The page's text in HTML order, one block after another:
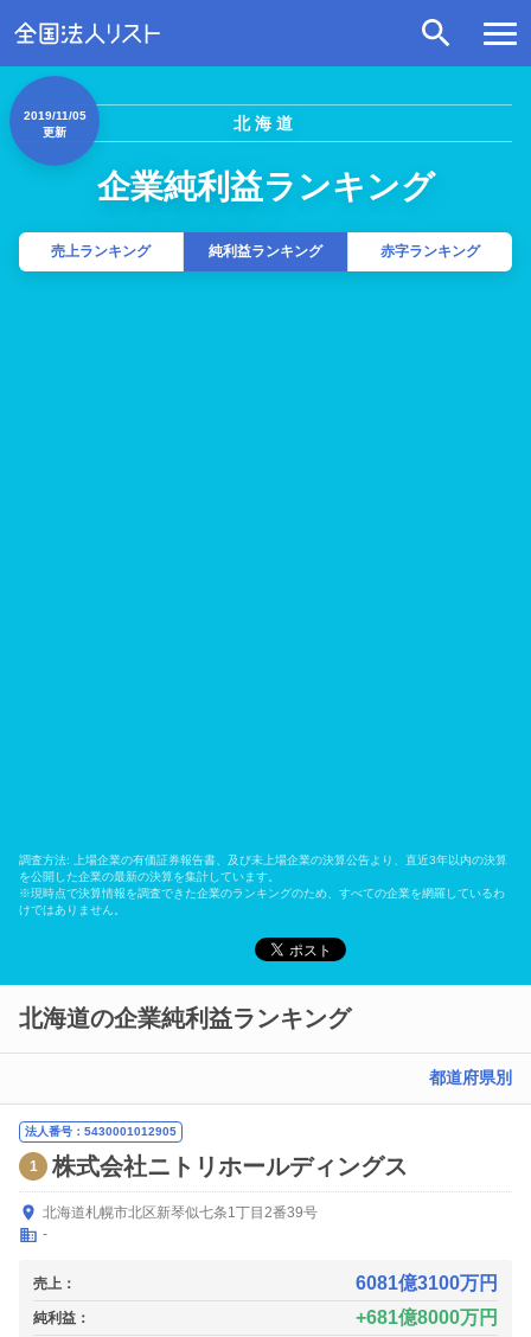
北海道
企業純利益ランキング
2019/11/05
更新
売上ランキング 純利益ランキング 赤字ランキング
調査方法: 上場企業の有価証券報告書、及び未上場企業の決算公告より、直近3年以内の決算
を公開した企業の最新の決算を集計しています。
※現時点で決算情報を調査できた企業のランキングのため、すべての企業を網羅しているわ
けではありません。
北海道の企業純利益ランキング
都道府県別
法人番号：5430001012905
1 株式会社ニトリホールディングス
北海道札幌市北区新琴似七条1丁目2番39号
-
売上： 6081億3100万円
純利益： 681億8000万円